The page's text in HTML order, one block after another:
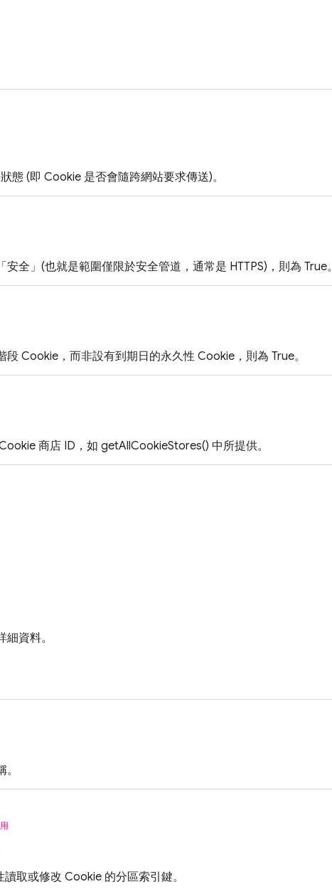
態 (即 Cookie 是否會隨跨網站要求傳送)。
全」(也就是範圍僅限於安全管道，通常是 HTTPS)，則為 True。
段 Cookie，而非設有到期日的永久性 Cookie，則為 True。
商店 ID，如 getAllCookieStores() 中所提供。
資料。
取或修改 Cookie 的分區索引鍵。